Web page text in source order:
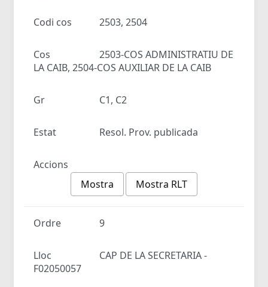
Codi cos 2503, 2504
Cos
2503-COS ADMINISTRATIU DE
LA CAIB, 2504-COS AUXILIAR DE LA CAIB
Gr C1, C2
Estat Resol. Prov. publicada
Accions
Mostra
Mostra RLT
Ordre 9
Lloc
CAP DE LA SECRETARIA -
F02050057